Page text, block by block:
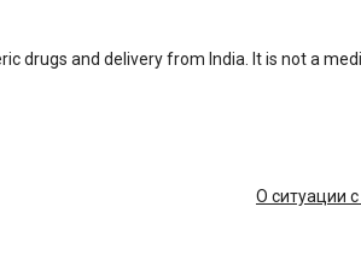
drugs and delivery from India. It is not a
О ситуации